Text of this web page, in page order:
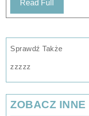
Read Full
Full
Sprawdź Także
zzzzz
ZOBACZ